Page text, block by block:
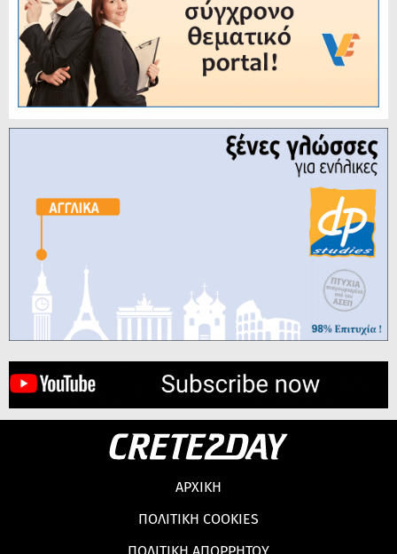
ΑΡΧΙΚΗ
ΠΟΛΙΤΙΚΗ COOKIES
ΠΟΛΙΤΙΚΗ ΑΠΟΡΡΗΤΟΥ